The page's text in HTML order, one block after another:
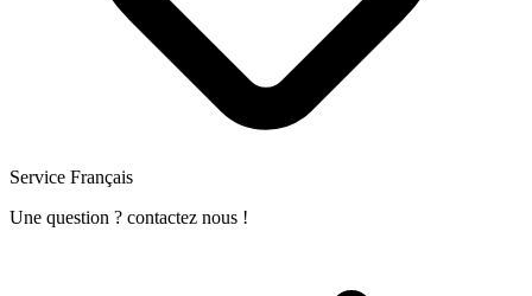
Service Français
Une question ? contactez nous !